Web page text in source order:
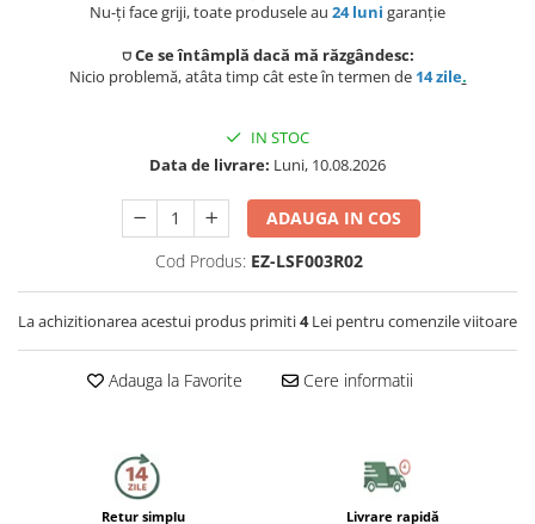
Ingrijire personala
Placi de indreptat parul
Perii de par electrice
Cantare corporale
Mobilier pentru baie
Nu-ți face griji, toate produsele au 24 luni garanție
⛉ Ce se întâmplă dacă mă răzgândesc:
Nicio problemă, atâta timp cât este în termen de 14 zile.
IN STOC
Data de livrare: Luni, 10.08.2026
ADAUGA IN COS
Cod Produs: EZ-LSF003R02
La achizitionarea acestui produs primiti4Lei pentru comenzile viitoare
Adauga la Favorite Cere informatii
Retur simplu Livrare rapidă